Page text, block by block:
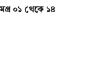
০১ থেকে ১৪